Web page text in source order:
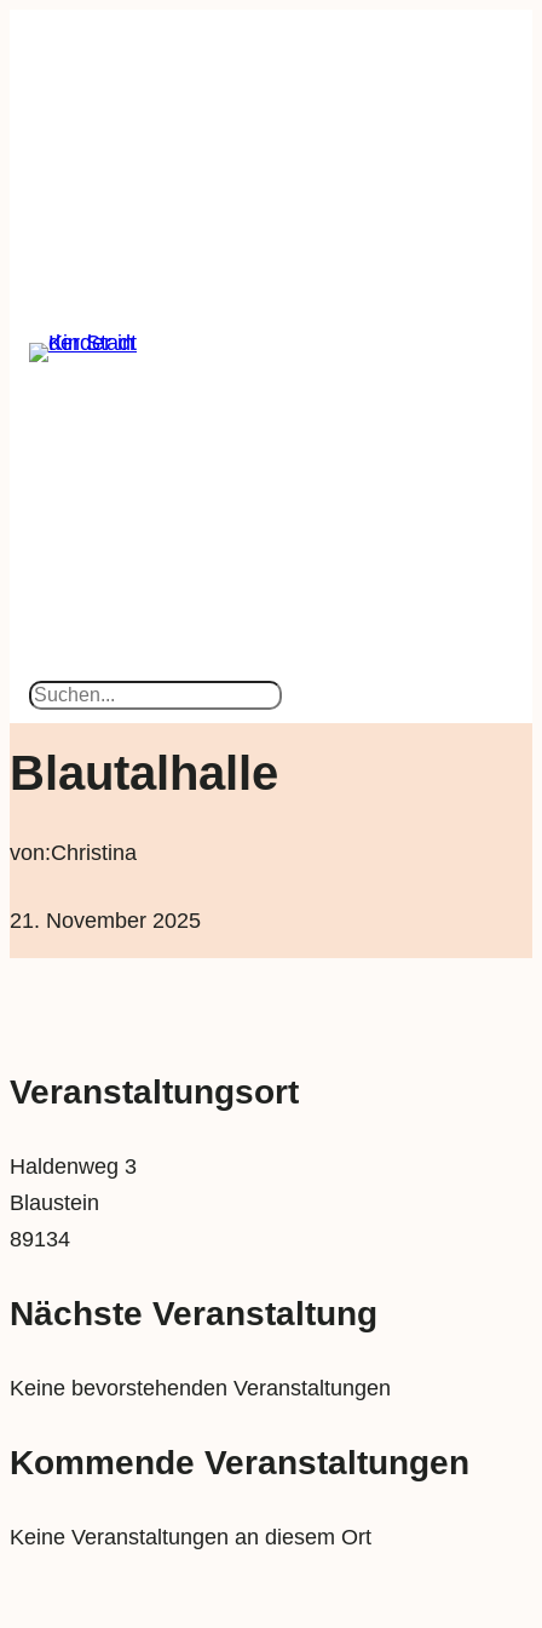
Suchen
Blautalhalle
von:Christina
21. November 2025
Veranstaltungsort
Haldenweg 3
Blaustein
89134
Nächste Veranstaltung
Keine bevorstehenden Veranstaltungen
Kommende Veranstaltungen
Keine Veranstaltungen an diesem Ort